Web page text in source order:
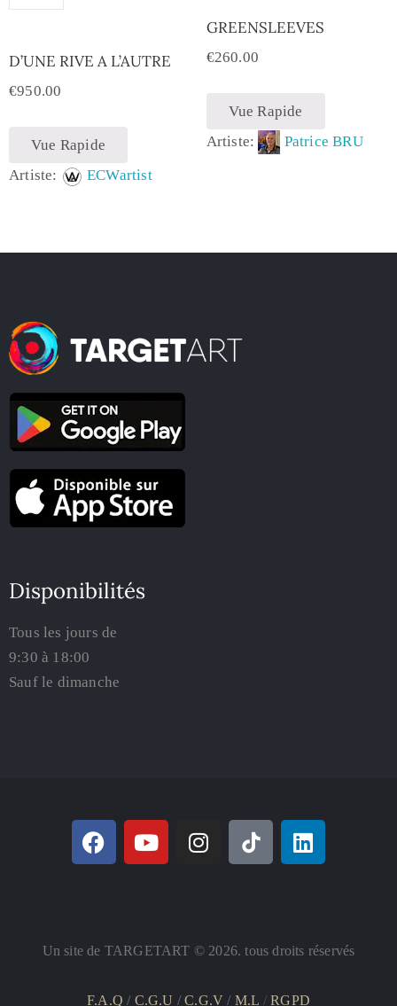
D’UNE RIVE A L’AUTRE
€950.00
Vue Rapide
Artiste:
ECWartist
GREENSLEEVES
€260.00
Vue Rapide
Artiste:
Patrice BRU
Disponibilités
Tous les jours de
9:30 à 18:00
Sauf le dimanche
Un site de TARGETART © 2026. tous droits réservés
F.A.Q / C.G.U /C.G.V/ M.L /RGPD